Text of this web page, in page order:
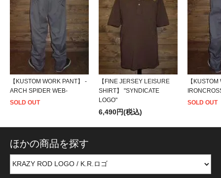
【KUSTOM WORK PANT】 -
ARCH SPIDER WEB-
SOLD OUT
【FINE JERSEY LEISURE
SHIRT】 "SYNDICATE
LOGO"
6,490円(税込)
【
SOLD OUT
ほかの商品を探す